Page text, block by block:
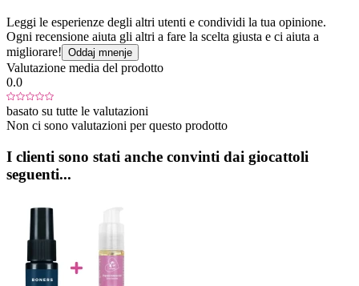
Leggi le esperienze degli altri utenti e condividi la tua opinione.
Ogni recensione aiuta gli altri a fare la scelta giusta e ci aiuta a
migliorare! Oddaj mnenje
Valutazione media del prodotto
0.0
basato su tutte le valutazioni
Non ci sono valutazioni per questo prodotto
I clienti sono stati anche convinti dai giocattoli
seguenti...